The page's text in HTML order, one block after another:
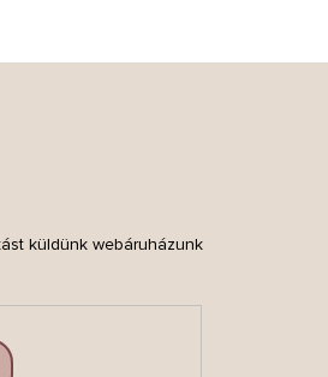
küldünk webáruházunk